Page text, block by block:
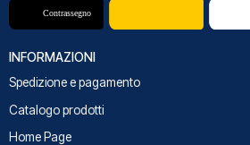
INFORMAZIONI
Spedizione e pagamento
Catalogo prodotti
Home Page